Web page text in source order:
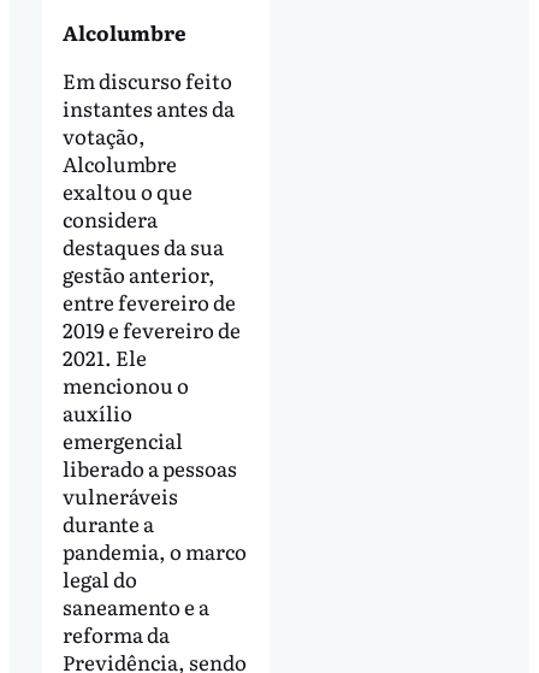
Alcolumbre
Em discurso feito
instantes antes da
votação,
Alcolumbre
exaltou o que
considera
destaques da sua
gestão anterior,
entre fevereiro de
2019 e fevereiro de
2021. Ele
mencionou o
auxílio
emergencial
liberado a pessoas
vulneráveis
durante a
pandemia, o marco
legal do
saneamento e a
reforma da
Previdência, sendo